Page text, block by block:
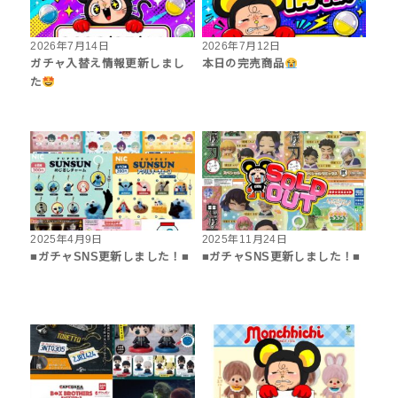
2026年7月14日
ガチャ入替え情報更新しまし
た
2026年7月12日
本日の完売商品
2025年4月9日
■ガチャSNS更新しました！■
2025年11月24日
■ガチャSNS更新しました！■